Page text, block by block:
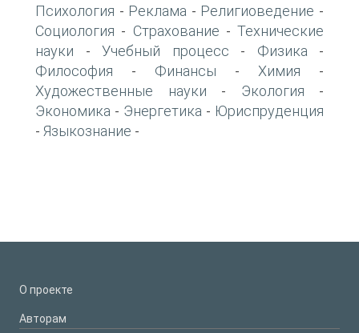
Психология - Реклама - Религиоведение -
Социология - Страхование - Технические
науки - Учебный процесс - Физика -
Философия - Финансы - Химия -
Художественные науки - Экология -
Экономика - Энергетика - Юриспруденция
- Языкознание -
О проекте
Авторам